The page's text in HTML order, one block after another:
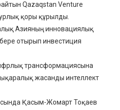
Qazaqstan Venture
қоры құрылды.
Азияның инновациялық
отырып инвестиция
трансформациясына
жасанды интеллект
Қасым-Жомарт Тоқаев